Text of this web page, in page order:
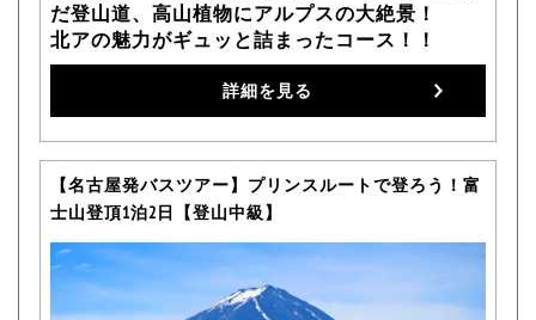
だ登山道、高山植物にアルプスの大絶景！
北アの魅力がギュッと詰まったコース！！
詳細を見る
【名古屋発バスツアー】プリンスルートで登ろう！富
士山登頂1泊2日【登山中級】